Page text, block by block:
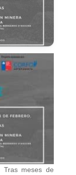
Tras meses de